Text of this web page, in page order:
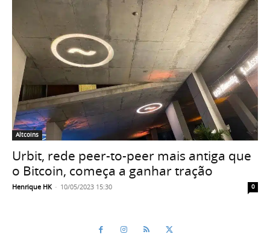
Altcoins
Urbit, rede peer-to-peer mais antiga que
o Bitcoin, começa a ganhar tração
Henrique HK - 10/05/2023 15:30 0